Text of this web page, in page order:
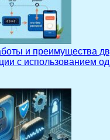
и преимущества
с использованием